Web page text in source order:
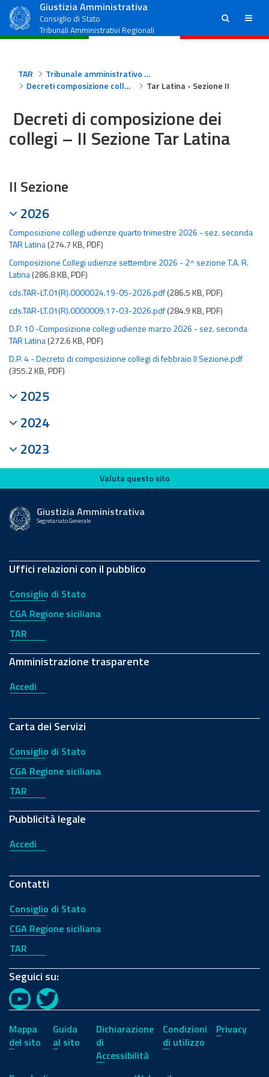
Giustizia Amministrativa
Consiglio di Stato
Tribunali Amministrativi Regionali
ricerca menu
TAR
Tribunale amministrativo regionale per il Lazio - Latina
Decreti composizione collegi Tar Latina
Tar Latina - Sezione II
Decreti di composizione dei
collegi – II Sezione Tar Latina
II Sezione
2026
Composizione collegi udienze quarto trimestre 2026 - sez. seconda
TAR Latina(274.7 KB, PDF)
Composizione Collegi udienze settembre 2026 - 2^ sezione T.A. R.
Latina(286.8 KB, PDF)
cds.TAR-LT.01(R).0000024.19-05-2026.pdf(286.5 KB, PDF)
cds.TAR-LT.01(R).0000009.17-03-2026.pdf(284.9 KB, PDF)
D.P. 10 -Composizione collegi udienze marzo 2026 - sez. seconda
TAR Latina(272.6 KB, PDF)
D.P. 4 - Decreto di composizione collegi di febbraio II Sezione.pdf
(355.2 KB, PDF)
2025
2024
2023
Valuta questo sito
Valuta questo sito
Giustizia Amministrativa
Segretariato Generale
Uffici relazioni con il pubblico
Consiglio di Stato
CGA Regione siciliana
TAR
Amministrazione trasparente
Accedi
Carta dei Servizi
Consiglio di Stato
CGA Regione siciliana
TAR
Pubblicità legale
Accedi
Contatti
Consiglio di Stato
CGA Regione siciliana
TAR
Seguici su:
YouTubeTwitter
Mappa
del sito
Guida
al sito
Dichiarazione
di
Accessibilità
Condizioni
di utilizzo
Privacy